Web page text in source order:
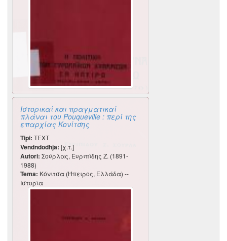
Ιστορικαί και πραγματικαί
πλάναι του Pouqueville : περί της
επαρχίας Κονίτσης
Tipi: TEXT
Vendndodhja: [χ.τ.]
Autori: Σούρλας, Ευριπίδης Ζ. (1891-
1988)
Tema: Κόνιτσα (Ήπειρος, Ελλάδα) --
Ιστορία